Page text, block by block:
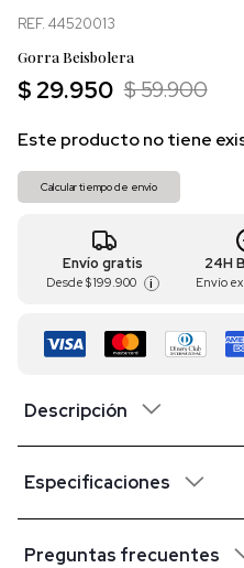
REF. 44520013
Gorra Beisbolera
$ 29.950 $ 59.900
Este producto no tiene
Calcular tiempo de envío
Envío gratis
Desde $ 199.900 i
24H
Envío
Descripción
Especificaciones
Preguntas frecuentes